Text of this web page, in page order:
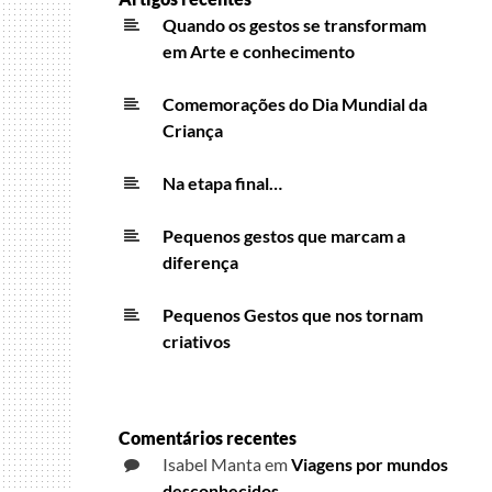
Quando os gestos se transformam
em Arte e conhecimento
Comemorações do Dia Mundial da
Criança
Na etapa final…
Pequenos gestos que marcam a
diferença
Pequenos Gestos que nos tornam
criativos
Comentários recentes
Isabel MantaemViagens por mundos